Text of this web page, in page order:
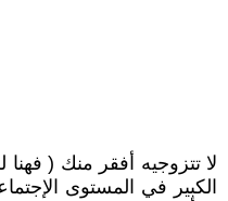
لا تتزوجيه أفقر منك (
الكبير في المستوى